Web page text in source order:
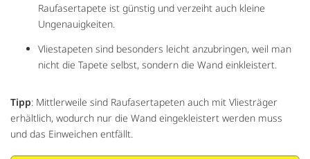
Raufasertapete ist günstig und verzeiht auch kleine
Ungenauigkeiten.
Vliestapeten sind besonders leicht anzubringen, weil man
nicht die Tapete selbst, sondern die Wand einkleistert.
Tipp: Mittlerweile sind Raufasertapeten auch mit Vliesträger
erhältlich, wodurch nur die Wand eingekleistert werden muss
und das Einweichen entfällt.